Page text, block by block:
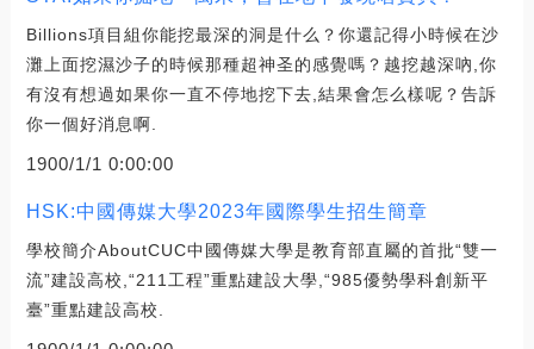
Billions項目組你能挖最深的洞是什么？你還記得小時候在沙
灘上面挖濕沙子的時候那種超神圣的感覺嗎？越挖越深吶,你
有沒有想過如果你一直不停地挖下去,結果會怎么樣呢？告訴
你一個好消息啊.
1900/1/1 0:00:00
HSK:中國傳媒大學2023年國際學生招生簡章
學校簡介AboutCUC中國傳媒大學是教育部直屬的首批“雙一
流”建設高校,“211工程”重點建設大學,“985優勢學科創新平
臺”重點建設高校.